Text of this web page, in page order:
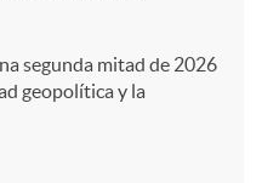
segunda mitad de 2026
geopolítica y la